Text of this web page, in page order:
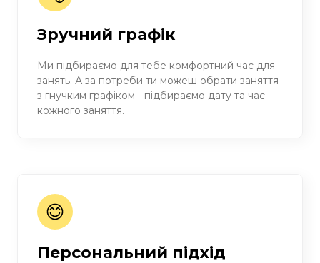
Зручний графік
Ми підбираємо для тебе комфортний час для
занять. А за потреби ти можеш обрати заняття
з гнучким графіком - підбираємо дату та час
кожного заняття.
Персональний підхід